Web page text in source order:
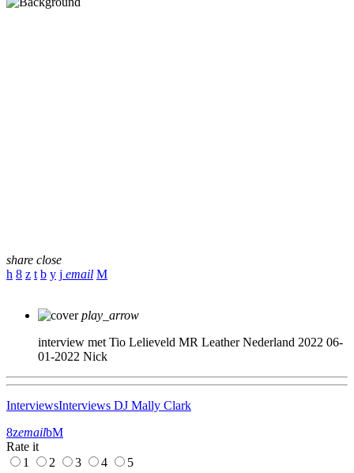
share close
email
play_arrow
interview met Tio Lelieveld MR Leather Nederland 2022 06-
01-2022 Nick
InterviewsInterviews DJ Mally Clark
email
Rate it
1
2 3 4 5